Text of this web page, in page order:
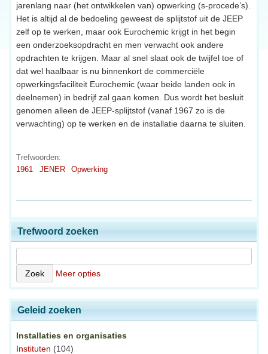
jarenlang naar (het ontwikkelen van) opwerking (s-procede’s).
Het is altijd al de bedoeling geweest de splijtstof uit de JEEP
zelf op te werken, maar ook Eurochemic krijgt in het begin
een onderzoeksopdracht en men verwacht ook andere
opdrachten te krijgen. Maar al snel slaat ook de twijfel toe of
dat wel haalbaar is nu binnenkort de commerciële
opwerkingsfaciliteit Eurochemic (waar beide landen ook in
deelnemen) in bedrijf zal gaan komen. Dus wordt het besluit
genomen alleen de JEEP-splijtstof (vanaf 1967 zo is de
verwachting) op te werken en de installatie daarna te sluiten.
Trefwoorden:
1961
JENER Opwerking
Trefwoord zoeken
Meer opties
Geleid zoeken
Installaties en organisaties
Instituten (104)